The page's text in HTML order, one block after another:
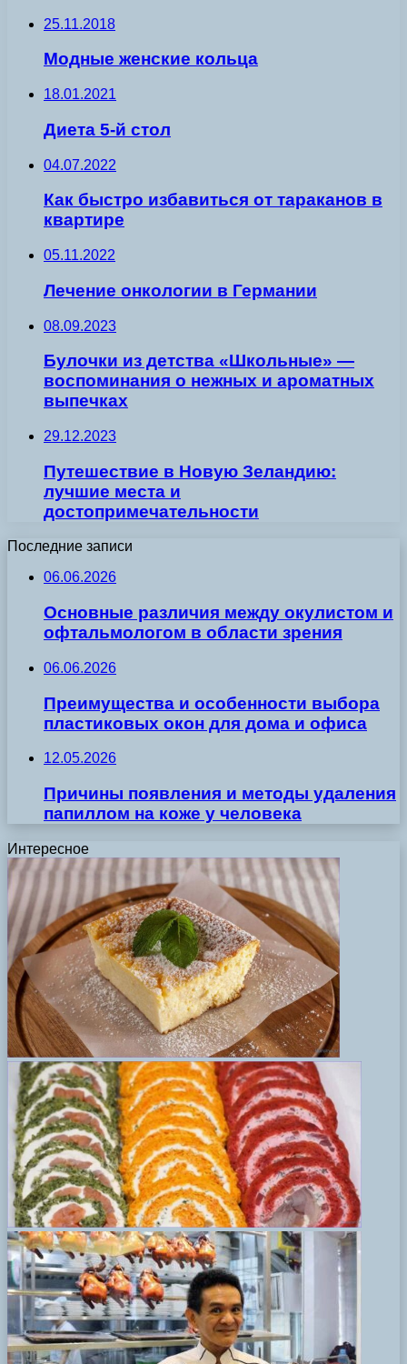
25.11.2018
Модные женские кольца
18.01.2021
Диета 5-й стол
04.07.2022
Как быстро избавиться от тараканов в
квартире
05.11.2022
Лечение онкологии в Германии
08.09.2023
Булочки из детства «Школьные» —
воспоминания о нежных и ароматных
выпечках
29.12.2023
Путешествие в Новую Зеландию:
лучшие места и
достопримечательности
Последние записи
06.06.2026
Основные различия между окулистом и
офтальмологом в области зрения
06.06.2026
Преимущества и особенности выбора
пластиковых окон для дома и офиса
12.05.2026
Причины появления и методы удаления
папиллом на коже у человека
Интересное